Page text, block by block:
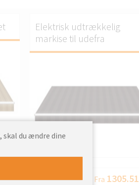
Elektrisk udtrækkelig
markise til udefra
Fra 1305.51
skal du ændre dine